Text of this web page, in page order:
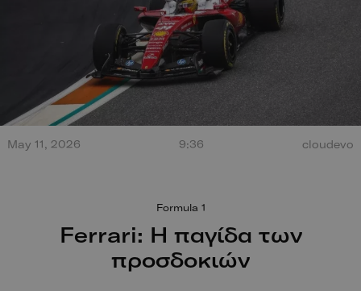
Τεράστια έκρηξη από
σύγκρουση στο Misano.
100
May 11, 2026 9:36 cloudevo
Ferrari: Η παγίδα των
προσδοκιών
Formula 1